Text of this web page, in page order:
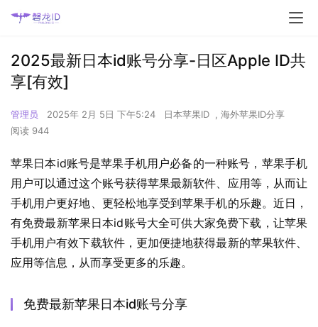
2025最新日本id账号分享-日区Apple ID共
享[有效]
管理员 2025年 2月 5日 下午5:24 日本苹果ID
海外苹果ID分享
阅读 944
苹果日本id账号是苹果手机用户必备的一种账号，苹果手机
用户可以通过这个账号获得苹果最新软件、应用等，从而让
手机用户更好地、更轻松地享受到苹果手机的乐趣。近日，
有免费最新苹果日本id账号大全可供大家免费下载，让苹果
手机用户有效下载软件，更加便捷地获得最新的苹果软件、
应用等信息，从而享受更多的乐趣。
免费最新苹果日本id账号分享